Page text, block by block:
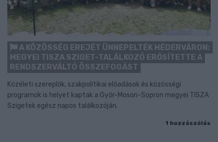
A KÖZÖSSÉG EREJÉT ÜNNEPELTÉK HÉDERVÁRON:
MEGYEI TISZA SZIGET-TALÁLKOZÓ ERŐSÍTETTE A
RENDSZERVÁLTÓ ÖSSZEFOGÁST
Közéleti szereplők, szakpolitikai előadások és közösségi
programok is helyet kaptak a Győr-Moson-Sopron megyei TISZA
Szigetek egész napos találkozóján.
1 hozzászólás